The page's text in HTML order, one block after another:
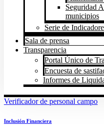
Seguridad
municipios
Serie de
Sala de prensa
Transparencia
Portal Único de
Encuesta de
Informes de
Verificador de personal campo
Inclusión Financiera